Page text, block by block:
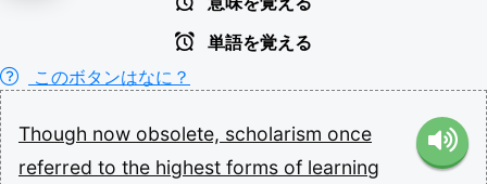
単語を覚える
このボタンはなに？
Though now obsolete, scholarism once
referred to the highest forms of learning